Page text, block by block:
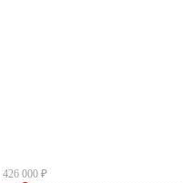
426 000 ₽